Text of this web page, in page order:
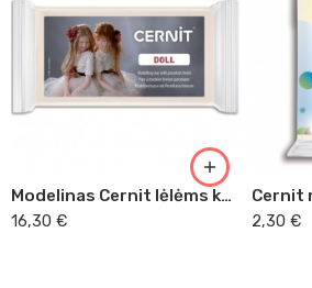
Modelinas Cernit lėlėms kūno spalvos
16,30 €
2,30 €